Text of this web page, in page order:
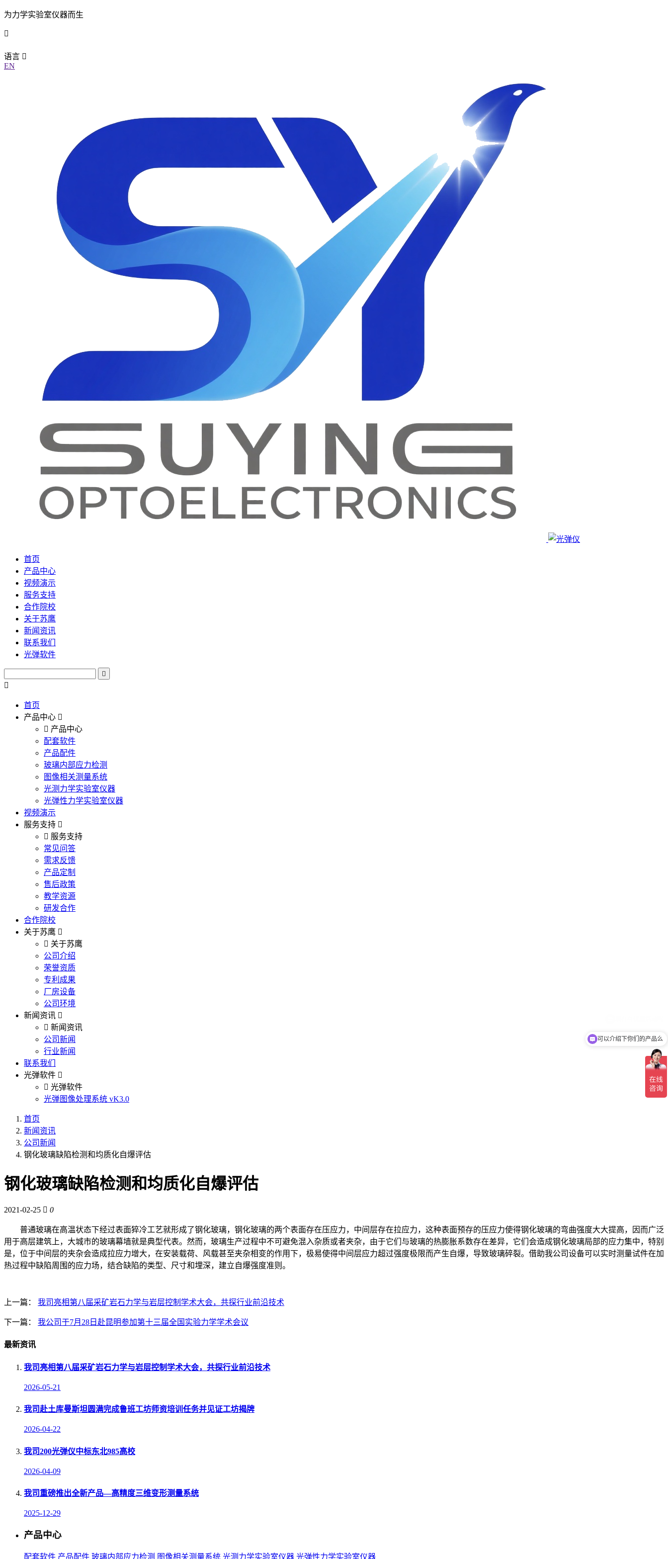
为力学实验室仪器而生
语言
EN
首页
产品中心
视频演示
服务支持
合作院校
关于苏鹰
新闻资讯
联系我们
光弹软件
首页
产品中心
产品中心
配套软件
产品配件
玻璃内部应力检测
图像相关测量系统
光测力学实验室仪器
光弹性力学实验室仪器
视频演示
服务支持
服务支持
常见问答
需求反馈
产品定制
售后政策
教学资源
研发合作
合作院校
关于苏鹰
关于苏鹰
公司介绍
荣誉资质
专利成果
厂房设备
公司环境
新闻资讯
新闻资讯
公司新闻
行业新闻
联系我们
光弹软件
光弹软件
光弹图像处理系统 vK3.0
首页
新闻资讯
公司新闻
钢化玻璃缺陷检测和均质化自爆评估
钢化玻璃缺陷检测和均质化自爆评估
2021-02-25 0
普通玻璃在高温状态下经过表面猝冷工艺就形成了钢化玻璃，钢化玻璃的两个表面存在压应力，中间层存在拉应力，这种表面预存的压应力使得钢化玻璃的弯曲强度大大提高，因而广泛
用于高层建筑上，大城市的玻璃幕墙就是典型代表。然而，玻璃生产过程中不可避免混入杂质或者夹杂，由于它们与玻璃的热膨胀系数存在差异，它们会造成钢化玻璃局部的应力集中，特别
是，位于中间层的夹杂会造成拉应力增大，在安装载荷、风载甚至夹杂相变的作用下，极易使得中间层应力超过强度极限而产生自爆，导致玻璃碎裂。借助我公司设备可以实时测量试件在加
热过程中缺陷周围的应力场，结合缺陷的类型、尺寸和埋深，建立自爆强度准则。
上一篇： 我司亮相第八届采矿岩石力学与岩层控制学术大会，共探行业前沿技术
下一篇： 我公司于7月28日赴昆明参加第十三届全国实验力学学术会议
最新资讯
我司亮相第八届采矿岩石力学与岩层控制学术大会，共探行业前沿技术
2026-05-21
我司赴土库曼斯坦圆满完成鲁班工坊师资培训任务并见证工坊揭牌
2026-04-22
我司200光弹仪中标东北985高校
2026-04-09
我司重磅推出全新产品—高精度三维变形测量系统
2025-12-29
产品中心
配套软件 产品配件 玻璃内部应力检测 图像相关测量系统 光测力学实验室仪器 光弹性力学实验室仪器
可以介绍下你们的产品么